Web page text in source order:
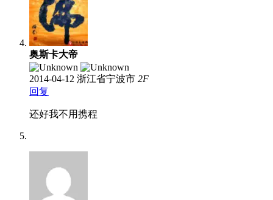
奥斯卡大帝
2014-04-12 浙江省宁波市 2F
回复
还好我不用携程